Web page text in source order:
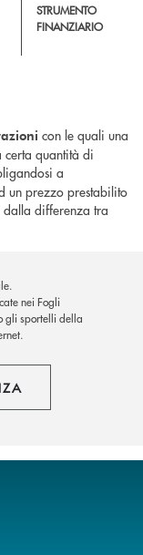
STRUMENTO
FINANZIARIO
con le quali una
certa quantità di
a
un prezzo prestabilito
dalla differenza tra
nei Fogli
gli sportelli della